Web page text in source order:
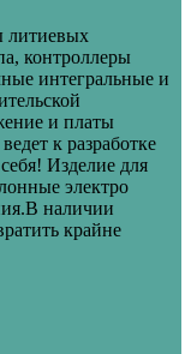
литиевых
контроллеры
интегральные и
и платы
к разработке
Изделие для
электро
наличии
крайне